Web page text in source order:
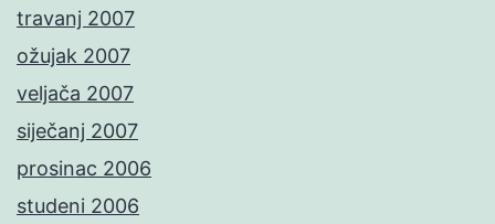
travanj 2007
ožujak 2007
veljača 2007
siječanj 2007
prosinac 2006
studeni 2006